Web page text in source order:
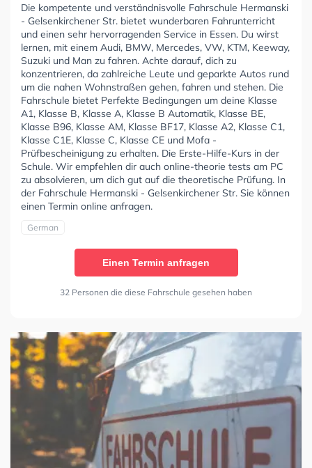
Die kompetente und verständnisvolle Fahrschule Hermanski
- Gelsenkirchener Str. bietet wunderbaren Fahrunterricht
und einen sehr hervorragenden Service in Essen. Du wirst
lernen, mit einem Audi, BMW, Mercedes, VW, KTM, Keeway,
Suzuki und Man zu fahren. Achte darauf, dich zu
konzentrieren, da zahlreiche Leute und geparkte Autos rund
um die nahen Wohnstraßen gehen, fahren und stehen. Die
Fahrschule bietet Perfekte Bedingungen um deine Klasse
A1, Klasse B, Klasse A, Klasse B Automatik, Klasse BE,
Klasse B96, Klasse AM, Klasse BF17, Klasse A2, Klasse C1,
Klasse C1E, Klasse C, Klasse CE und Mofa -
Prüfbescheinigung zu erhalten. Die Erste-Hilfe-Kurs in der
Schule. Wir empfehlen dir auch online-theorie tests am PC
zu absolvieren, um dich gut auf die theoretische Prüfung. In
der Fahrschule Hermanski - Gelsenkirchener Str. Sie können
einen Termin online anfragen.
German
Einen Termin anfragen
32 Personen die diese Fahrschule gesehen haben